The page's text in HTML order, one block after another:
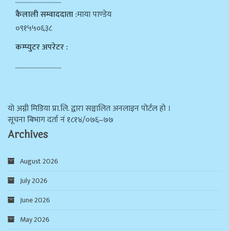
कैलाली सम्वाददाता :माया पाण्डेय
०९१५५०६३८
कम्प्युटर अपरेटर :
…………………………
याे अग्नी मिडिया प्रा.लि. द्वारा सञ्चालित अनलाइन पोर्टल हो ।
सूचना बिभाग दर्ता न‌ं १८१४/०७६–७७
Archives
August 2026
July 2026
June 2026
May 2026